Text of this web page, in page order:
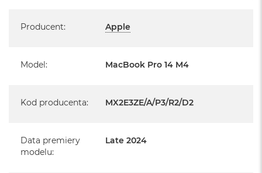
MacBook Pro jest nowy
Producent: Apple
Model: MacBook Pro 14 M4
Kod producenta: MX2E3ZE/A/P3/R2/D2
Data premiery
modelu:
Late 2024